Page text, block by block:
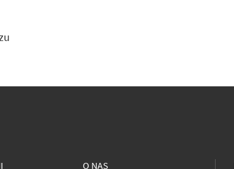
O NAS